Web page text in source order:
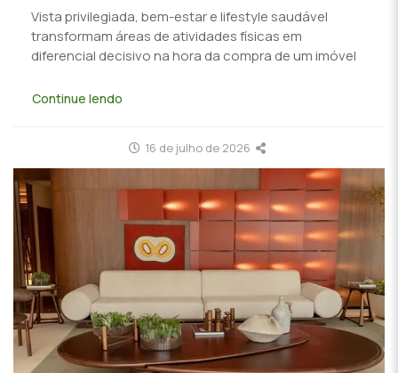
Vista privilegiada, bem-estar e lifestyle saudável
transformam áreas de atividades físicas em
diferencial decisivo na hora da compra de um imóvel
Continue lendo
16 de julho de 2026